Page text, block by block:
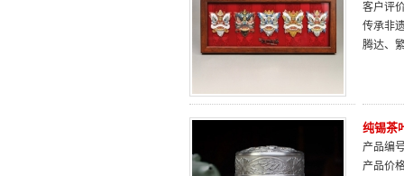
客户评
传承非
腾达、
纯锡茶
产品编
产品价